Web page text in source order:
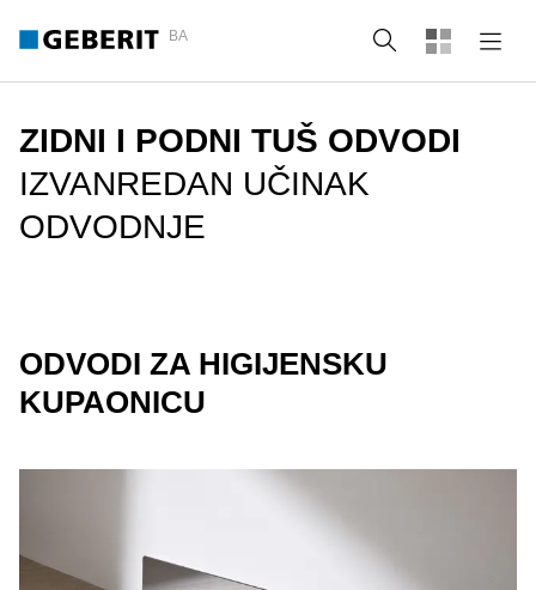
BA Tražilica
ZIDNI I PODNI TUŠ ODVODI
IZVANREDAN UČINAK
ODVODNJE
ODVODI ZA HIGIJENSKU
KUPAONICU